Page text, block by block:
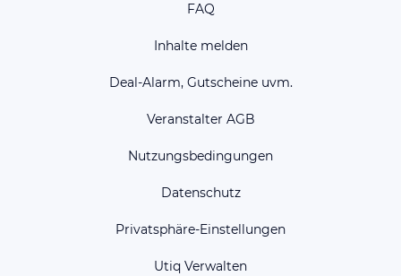
FAQ
Inhalte melden
Deal-Alarm, Gutscheine uvm.
Veranstalter AGB
Nutzungsbedingungen
Datenschutz
Privatsphäre-Einstellungen
Utiq Verwalten